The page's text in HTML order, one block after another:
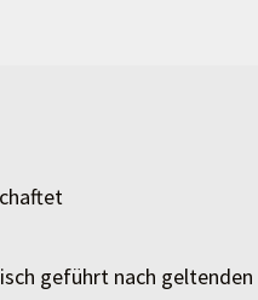
geführt nach